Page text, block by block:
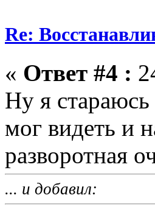
Re:
« Ответ #4 :
Ну я
мог видеть и
разворотная
... и добавил: